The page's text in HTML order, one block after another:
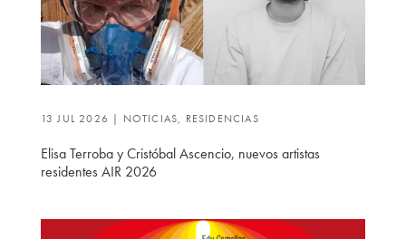
13 JUL 2026 | NOTICIAS, RESIDENCIAS
Elisa Terroba y Cristóbal Ascencio, nuevos artistas
residentes AIR 2026